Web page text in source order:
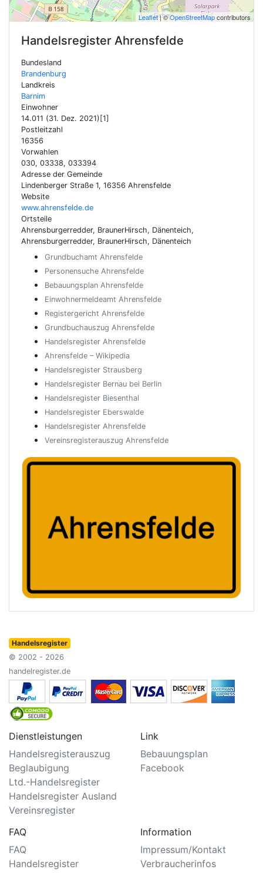
Leaflet| ©OpenStreetMapcontributors
Handelsregister Ahrensfelde
Bundesland
Brandenburg
Landkreis
Barnim
Einwohner
14.011 (31. Dez. 2021)[1]
Postleitzahl
16356
Vorwahlen
030, 03338, 033394
Adresse der Gemeinde
Lindenberger Straße 1, 16356 Ahrensfelde
Website
www.ahrensfelde.de
Ortsteile
Ahrensburgerredder, BraunerHirsch, Dänenteich,
Ahrensburgerredder, BraunerHirsch, Dänenteich
Grundbuchamt Ahrensfelde
Personensuche Ahrensfelde
Bebauungsplan Ahrensfelde
Einwohnermeldeamt Ahrensfelde
Registergericht Ahrensfelde
Grundbuchauszug Ahrensfelde
Handelsregister Ahrensfelde
Ahrensfelde – Wikipedia
Handelsregister Strausberg
Handelsregister Bernau bei Berlin
Handelsregister Biesenthal
Handelsregister Eberswalde
Handelsregister Ahrensfelde
Vereinsregisterauszug Ahrensfelde
Handelsregister
© 2002 - 2026
handelregister.de
Dienstleistungen
Handelsregisterauszug
Beglaubigung
Ltd.-Handelsregister
Handelsregister Ausland
Vereinsregister
Link
Bebauungsplan
Facebook
FAQ
FAQ
Handelsregister
Information
Impressum/Kontakt
Verbraucherinfos